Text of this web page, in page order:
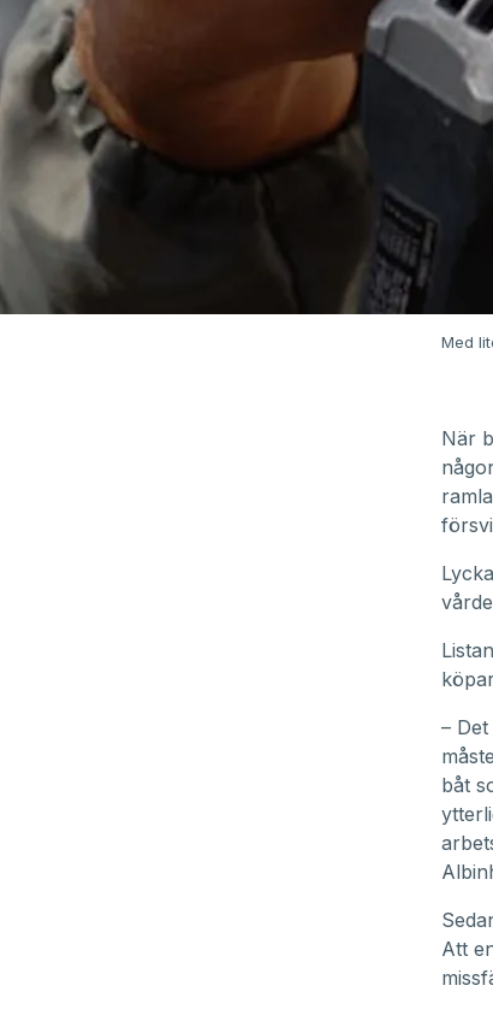
Med
När
–
båt
Att